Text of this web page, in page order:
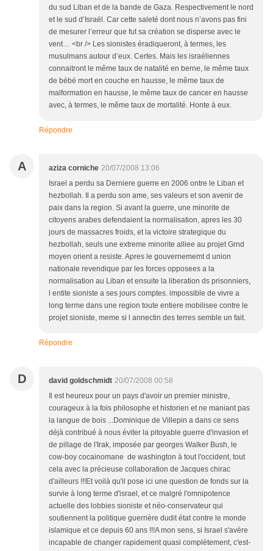
du sud Liban et de la bande de Gaza. Respectivement le nord
et le sud d’Israël. Car cette saleté dont nous n’avons pas fini
de mesurer l’erreur que fut sa création se disperse avec le
vent… <br /> Les sionistes éradiqueront, à termes, les
musulmans autour d’eux. Certes. Mais les israéliennes
connaitront le même taux de natalité en berne, le même taux
de bébé mort en couche en hausse, le même taux de
malformation en hausse, le même taux de cancer en hausse
avec, à termes, le même taux de mortalité. Honte à eux.
Répondre
A aziza corniche 20/07/2008 13:06
Israel a perdu sa Derniere guerre en 2006 ontre le Liban et
hezbollah. Il a perdu son ame, ses valeurs et son avenir de
paix dans la region. Si avant la guerre, une minorite de
citoyens arabes defendaient la normalisation, apres les 30
jours de massacres froids, et la victoire strategique du
hezbollah, seuls une extreme minorite alliee au projet Grnd
moyen orient a resiste. Apres le gouvernememt d union
nationale revendique par les forces opposees a la
normalisation au Liban et ensuite la liberation ds prisonniers,
l entite sioniste a ses jours comptes. impossible de vivre a
long terme dans une region toute entiere mobilisee contre le
projet sioniste, meme si l annectin des terres semble un fait.
Répondre
D david goldschmidt 20/07/2008 00:58
Il est heureux pour un pays d'avoir un premier ministre,
courageux à la fois philosophe et historien et ne maniant pas
la langue de bois ...Dominique de Villepin a dans ce sens
déjà contribué à nous éviter la pitoyable guerre d'invasion et
de pillage de l'Irak, imposée par georges Walker Bush, le
cow-boy cocainomane de washington à tout l'occident, tout
cela avec la précieuse collaboration de Jacques chirac
d'ailleurs !!!Et voilà qu'il pose ici une question de fonds sur la
survie à long terme d'israel, et ce malgré l'omnipotence
actuelle des lobbies sioniste et néo-conservateur qui
soutiennent la politique guerrière dudit état contre le monde
islamique et ce depuis 60 ans !!!A mon sens, si Israel s'avère
incapable de changer rapidement quasi complètement, c'est-